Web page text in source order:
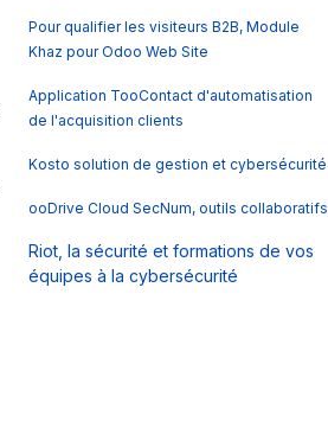
Pour qualifier les visiteurs B2B, Module
Khaz pour Odoo Web Site
Application TooContact d'automatisation
de l'acquisition clients
Kosto solution de gestion et cybersécurité
ooDrive Cloud SecNum, outils collaboratifs
Riot, la sécurité et formations de vos
équipes à la cybersécurité